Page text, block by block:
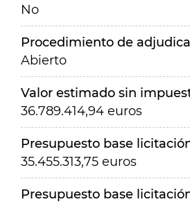
No
Procedimiento de
Abierto
Valor estimado sin
36.789.414,94 euros
Presupuesto base
35.455.313,75 euros
Presupuesto base